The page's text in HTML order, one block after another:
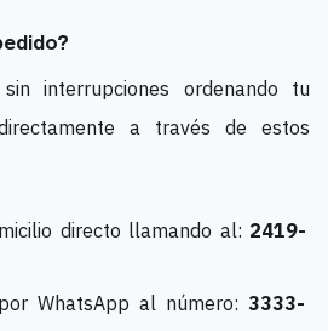
interrupciones ordenando tu
a través de estos
directo llamando al: 2419-
WhatsApp al número: 3333-